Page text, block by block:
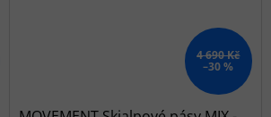
4 690 Kč
–30 %